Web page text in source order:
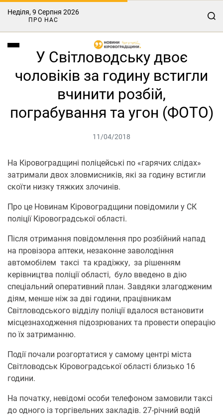
Неділя, 9 Серпня 2026
ПРО НАС
У Світловодську двоє
чоловіків за годину встигли
вчинити розбій,
пограбування та угон (ФОТО)
11/04/2018
На Кіровоградщині поліцейські по «гарячих слідах»
затримали двох зловмисників, які за годину встигли
скоїти низку тяжких злочинів.
Про це Новинам Кіровоградщини повідомили у СК
поліції Кіровоградської області.
Після отримання повідомлення про розбійний напад
на провізора аптеки, незаконне заволодіння
автомобілем таксі та крадіжку, за рішенням
керівництва поліції області, було введено в дію
спеціальний оперативний план. Завдяки злагодженим
діям, менше ніж за дві години, працівникам
Світловодського відділу поліції вдалося встановити
місцезнаходження підозрюваних та провести операцію
по їх затриманню.
Події почали розгортатися у самому центрі міста
Світловодськ Кіровоградської області близько 16
години.
На початку, невідомі особи телефоном замовили таксі
до одного із торгівельних закладів. 27-річний водій